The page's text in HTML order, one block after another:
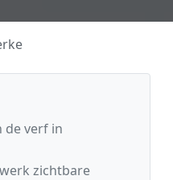
de verf in
zichtbare